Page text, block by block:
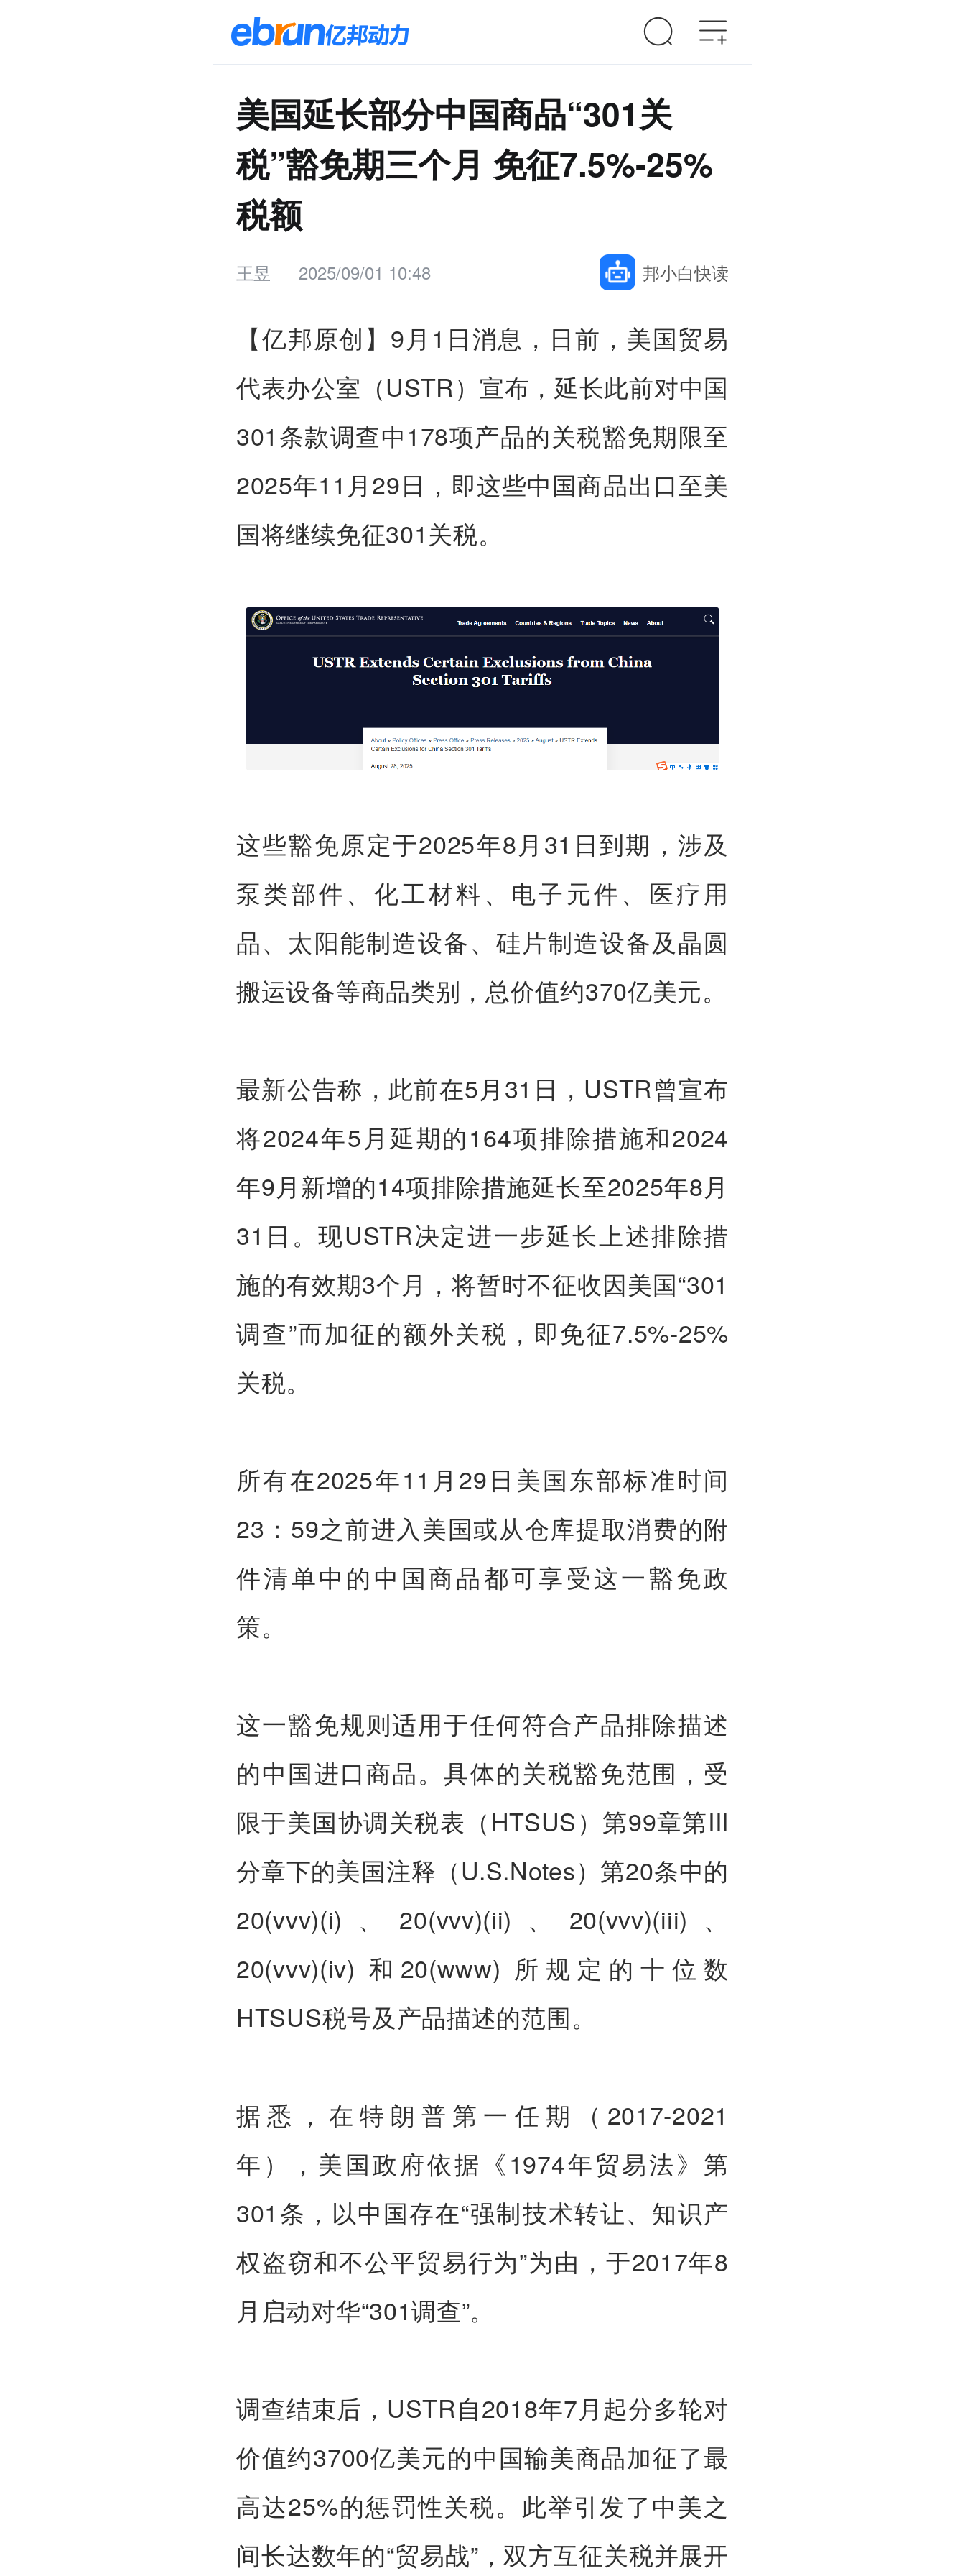
美国延长部分中国商品“301关
税”豁免期三个月 免征7.5%-25%
税额
王昱 2025/09/01 10:48 邦小白快读
【亿邦原创】9月1日消息，日前，美国贸易
代表办公室（USTR）宣布，延长此前对中国
301条款调查中178项产品的关税豁免期限至
2025年11月29日，即这些中国商品出口至美
国将继续免征301关税。
这些豁免原定于2025年8月31日到期，涉及
泵类部件、化工材料、电子元件、医疗用
品、太阳能制造设备、硅片制造设备及晶圆
搬运设备等商品类别，总价值约370亿美元。
最新公告称，此前在5月31日，USTR曾宣布
将2024年5月延期的164项排除措施和2024
年9月新增的14项排除措施延长至2025年8月
31日。现USTR决定进一步延长上述排除措
施的有效期3个月，将暂时不征收因美国“301
调查”而加征的额外关税，即免征7.5%-25%
关税。
所有在2025年11月29日美国东部标准时间
23：59之前进入美国或从仓库提取消费的附
件清单中的中国商品都可享受这一豁免政
策。
这一豁免规则适用于任何符合产品排除描述
的中国进口商品。具体的关税豁免范围，受
限于美国协调关税表（HTSUS）第99章第III
分章下的美国注释（U.S.Notes）第20条中的
20(vvv)(i)、20(vvv)(ii)、20(vvv)(iii)、
20(vvv)(iv) 和20(www) 所规定的十位数
HTSUS税号及产品描述的范围。
据悉，在特朗普第一任期（2017-2021
年），美国政府依据《1974年贸易法》第
301条，以中国存在“强制技术转让、知识产
权盗窃和不公平贸易行为”为由，于2017年8
月启动对华“301调查”。
调查结束后，USTR自2018年7月起分多轮对
价值约3700亿美元的中国输美商品加征了最
高达25%的惩罚性关税。此举引发了中美之
间长达数年的“贸易战”，双方互征关税并展开